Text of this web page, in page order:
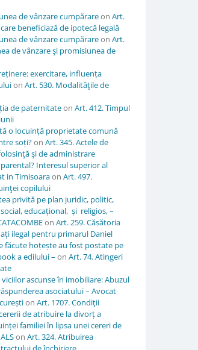
de vânzare cumpărareon Art.
beneficiază de ipotecă legală
de vânzare cumpărareon Art.
de vânzare şi promisiunea de
exercitare, influența
on Art. 530. Modalităţile de
de paternitateon Art. 412. Timpul
o locuință proprietate comună
soți?on Art. 345. Actele de
şi de administrare
Interesul superior al
in Timisoaraon Art. 497.
copilului
privită pe plan juridic, politic,
educațional, și religios, –
on Art. 259. Căsătoria
ilegal pentru primarul Daniel
făcute hoțește au fost postate pe
a edilului – on Art. 74. Atingeri
ascunse în imobiliare: Abuzul
asociatului – Avocat
on Art. 1707. Condiţii
de atribuire la divorț a
familiei în lipsa unei cereri de
on Art. 324. Atribuirea